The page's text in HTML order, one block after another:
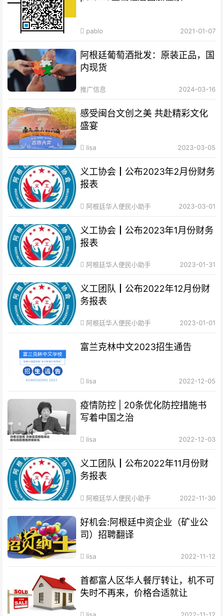
pablo 2021-01-07
阿根廷葡萄酒批发：原装正品，国
内现货
推广信息 2024-03-16
感受闽台文创之美 共赴精彩文化
盛宴
lisa 2023-03-05
义工协会┃公布2023年2月份财务
报表
阿根廷华人便民小助手 2023-03-01
义工协会┃公布2023年1月份财务
报表
阿根廷华人便民小助手 2023-01-31
义工团队┃公布2022年12月份财
务报表
阿根廷华人便民小助手 2023-01-01
富兰克林中文2023招生通告
lisa 2022-12-05
疫情防控 | 20条优化防控措施书
写着中国之治
lisa 2022-12-03
义工团队┃公布2022年11月份财
务报表
阿根廷华人便民小助手 2022-11-30
好机会:阿根廷中资企业（矿业公
司）招聘翻译
lisa 2022-11-12
首都富人区华人餐厅转让，机不可
失时不再来，价格合适就让